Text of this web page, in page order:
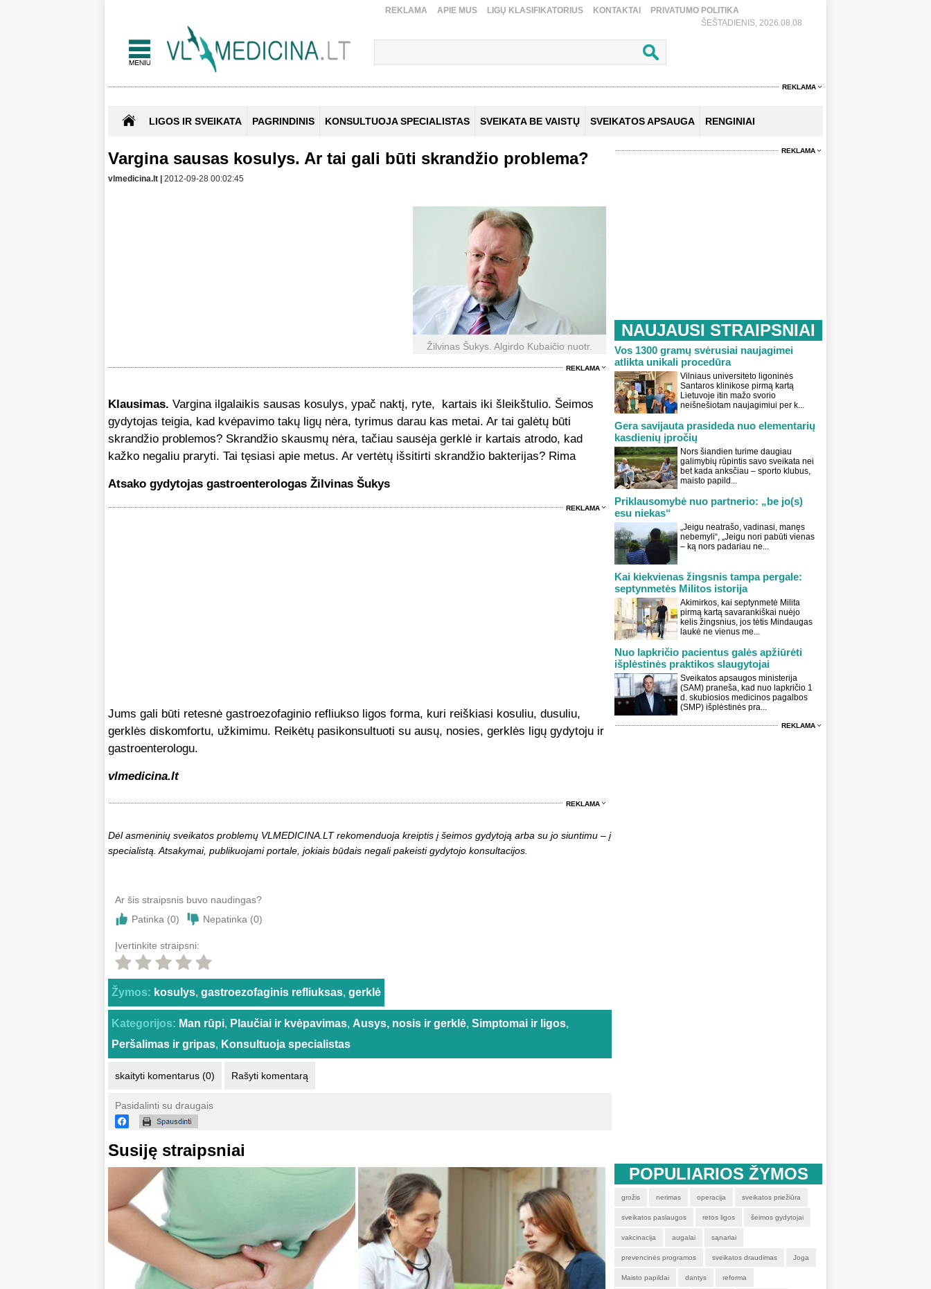
REKLAMA APIE MUS LIGŲ KLASIFIKATORIUS KONTAKTAI
PRIVATUMO POLITIKA
ŠEŠTADIENIS, 2026.08.08
REKLAMA
LIGOS IR SVEIKATA PAGRINDINIS KONSULTUOJA SPECIALISTAS SVEIKATA BE VAISTŲ SVEIKATOS APSAUGA RENGINIAI
Vargina sausas kosulys. Ar tai gali būti skrandžio problema?
vlmedicina.lt | 2012-09-28 00:02:45
Žilvinas Šukys. Algirdo Kubaičio nuotr.
REKLAMA
Klausimas. Vargina ilgalaikis sausas kosulys, ypač naktį, ryte, kartais iki šleikštulio. Šeimos
gydytojas teigia, kad kvėpavimo takų ligų nėra, tyrimus darau kas metai. Ar tai galėtų būti
skrandžio problemos? Skrandžio skausmų nėra, tačiau sausėja gerklė ir kartais atrodo, kad
kažko negaliu praryti. Tai tęsiasi apie metus. Ar vertėtų išsitirti skrandžio bakterijas? Rima
Atsako gydytojas gastroenterologas Žilvinas Šukys
REKLAMA
Jums gali būti retesnė gastroezofaginio refliukso ligos forma, kuri reiškiasi kosuliu, dusuliu,
gerklės diskomfortu, užkimimu. Reikėtų pasikonsultuoti su ausų, nosies, gerklės ligų gydytoju ir
gastroenterologu.
vlmedicina.lt
REKLAMA
Dėl asmeninių sveikatos problemų VLMEDICINA.LT rekomenduoja kreiptis į šeimos gydytoją arba su jo siuntimu – į
specialistą. Atsakymai, publikuojami portale, jokiais būdais negali pakeisti gydytojo konsultacijos.
Ar šis straipsnis buvo naudingas?
Patinka (0) Nepatinka (0)
Įvertinkite straipsni:
Žymos: kosulys, gastroezofaginis refliuksas, gerklė
Kategorijos: Man rūpi, Plaučiai ir kvėpavimas, Ausys, nosis ir gerklė, Simptomai ir ligos,
Peršalimas ir gripas, Konsultuoja specialistas
skaityti komentarus (0) Rašyti komentarą
Pasidalinti su draugais
Susiję straipsniai
REKLAMA
NAUJAUSI STRAIPSNIAI
Vos 1300 gramų svėrusiai naujagimei
atlikta unikali procedūra
Vilniaus universiteto ligoninės
Santaros klinikose pirmą kartą
Lietuvoje itin mažo svorio
neišnešiotam naujagimiui per k...
Gera savijauta prasideda nuo elementarių
kasdienių įpročių
Nors šiandien turime daugiau
galimybių rūpintis savo sveikata nei
bet kada anksčiau – sporto klubus,
maisto papild...
Priklausomybė nuo partnerio: „be jo(s)
esu niekas“
„Jeigu neatrašo, vadinasi, manęs
nebemyli“, „Jeigu nori pabūti vienas
– ką nors padariau ne...
Kai kiekvienas žingsnis tampa pergale:
septynmetės Militos istorija
Akimirkos, kai septynmetė Milita
pirmą kartą savarankiškai nuėjo
kelis žingsnius, jos tėtis Mindaugas
laukė ne vienus me...
Nuo lapkričio pacientus galės apžiūrėti
išplėstinės praktikos slaugytojai
Sveikatos apsaugos ministerija
(SAM) praneša, kad nuo lapkričio 1
d. skubiosios medicinos pagalbos
(SMP) išplėstinės pra...
REKLAMA
POPULIARIOS ŽYMOS
grožis nerimas operacija sveikatos priežiūra
sveikatos paslaugos retos ligos šeimos gydytojai
vakcinacija augalai sąnariai
prevencinės programos sveikatos draudimas Joga
Maisto papildai dantys reforma